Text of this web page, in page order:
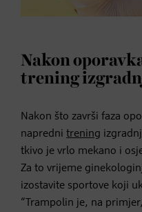
Nakon
trening
Nakon što završi faza
napredni trening
tkivo je vrlo mekano i
Za to vrijeme
izostavite sportove koji
“Trampolin je, na